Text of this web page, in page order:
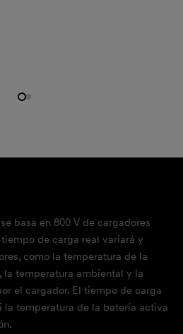
basa en 800 V de cargadores
de carga real variará y
como la temperatura de la
la temperatura ambiental y la
el cargador. El tiempo de carga
temperatura de la batería activa